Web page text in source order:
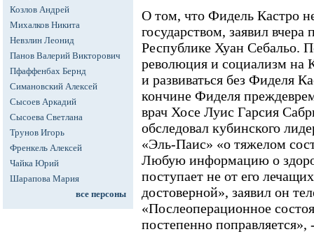
Козлов Андрей
Михалков Никита
Невзлин Леонид
Панов Валерий Викторович
Пфаффенбах Бернд
Симановский Алексей
Сысоев Аркадий
Сысоева Светлана
Трунов Игорь
Френкель Алексей
Чайка Юрий
Шарапова Мария
все персоны
О том, что Фидель Кастро
государством, заявил
Республике Хуан Себальо.
революция и социализм на
и развиваться без Фиделя
кончине Фиделя
врач Хосе Луис Гарсия
обследовал кубинского
«Эль-Паис» «о тяжелом
Любую информацию о
поступает не от его
достоверной», заявил он
«Послеоперационное
постепенно поправляется»,